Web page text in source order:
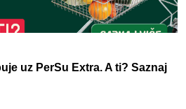
uz PerSu Extra. A ti? Saznaj